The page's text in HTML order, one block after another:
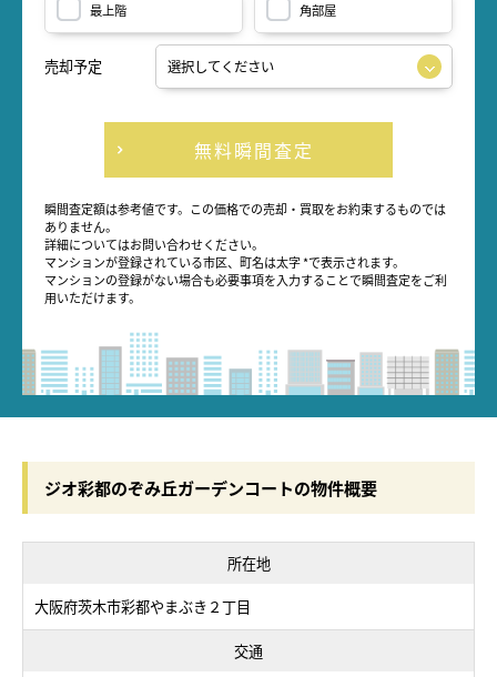
最上階 角部屋
売却予定
無料瞬間査定
瞬間査定額は参考値です。この価格での売却・買取をお約束するものでは
ありません。
詳細についてはお問い合わせください。
マンションが登録されている市区、町名は太字 *で表示されます。
マンションの登録がない場合も必要事項を入力することで瞬間査定をご利
用いただけます。
ジオ彩都のぞみ丘ガーデンコートの物件概要
所在地
大阪府茨木市彩都やまぶき２丁目
交通